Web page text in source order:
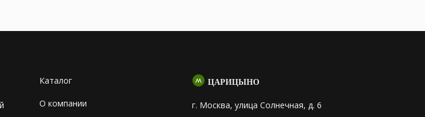
Каталог
О компании
ЦАРИЦЫНО
г. Москва, улица Солнечная, д. 6